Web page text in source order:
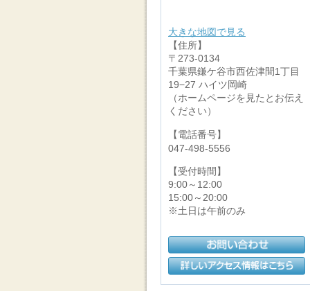
大きな地図で見る
【住所】
〒273-0134
千葉県鎌ケ谷市西佐津間1丁目
19−27 ハイツ岡崎
（ホームページを見たとお伝え
ください）
【電話番号】
047-498-5556
【受付時間】
9:00～12:00
15:00～20:00
※土日は午前のみ